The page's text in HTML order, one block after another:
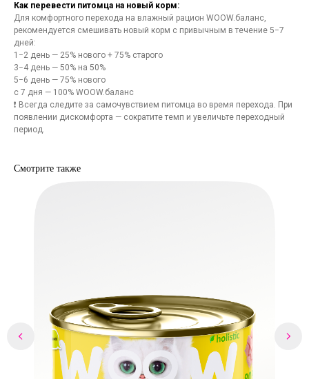
Как перевести питомца на новый корм:
Для комфортного перехода на влажный рацион WOOW.баланс,
рекомендуется смешивать новый корм с привычным в течение 5−7
дней:
1−2 день — 25% нового + 75% старого
3−4 день — 50% на 50%
5−6 день — 75% нового
с 7 дня — 100% WOOW.баланс
❗ Всегда следите за самочувствием питомца во время перехода. При
появлении дискомфорта — сократите темп и увеличьте переходный
период.
Смотрите также